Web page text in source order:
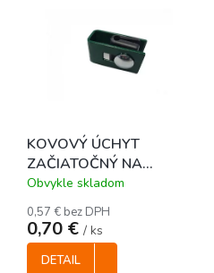
KOVOVÝ ÚCHYT
ZAČIATOČNÝ NA
PRICHYTENIE PANELU K
STENE, BRÁNE - ZELENÝ
Obvykle skladom
0,57 € bez DPH
0,70 € / ks
DETAIL